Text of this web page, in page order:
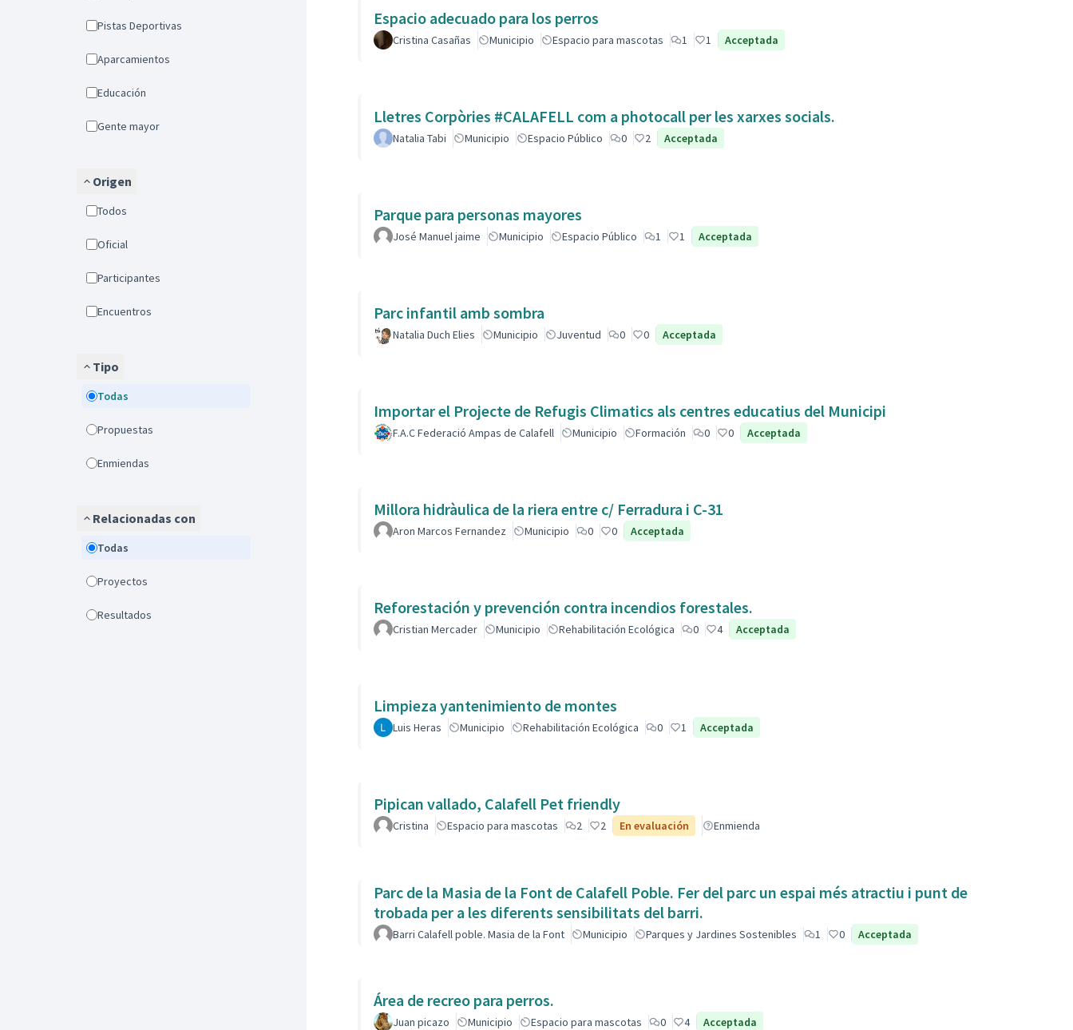
Pistas Deportivas
Aparcamientos
Educación
Gente mayor
Origen
Todos
Oficial
Participantes
Encuentros
Tipo
Todas
Propuestas
Enmiendas
Relacionadas con
Todas
Proyectos
Resultados
Espacio adecuado para los perros
Cristina Casañas Municipio Espacio para mascotas 1 1 Acceptada
Lletres Corpòries #CALAFELL com a photocall per les xarxes socials.
Natalia Tabi Municipio Espacio Público 0 2 Acceptada
Parque para personas mayores
José Manuel jaime Municipio Espacio Público 1 1 Acceptada
Parc infantil amb sombra
Natalia Duch Elies Municipio Juventud 0 0 Acceptada
Importar el Projecte de Refugis Climatics als centres educatius del Municipi
F.A.C Federació Ampas de Calafell Municipio Formación 0 0 Acceptada
Millora hidràulica de la riera entre c/ Ferradura i C-31
Aron Marcos Fernandez Municipio 0 0 Acceptada
Reforestación y prevención contra incendios forestales.
Cristian Mercader Municipio Rehabilitación Ecológica 0 4 Acceptada
Limpieza yantenimiento de montes
Luis Heras Municipio Rehabilitación Ecológica 0 1 Acceptada
Pipican vallado, Calafell Pet friendly
Cristina Espacio para mascotas 2 2 En evaluación Enmienda
Parc de la Masia de la Font de Calafell Poble. Fer del parc un espai més atractiu i punt de
trobada per a les diferents sensibilitats del barri.
Barri Calafell poble. Masia de la Font Municipio Parques y Jardines Sostenibles 1 0 Acceptada
Área de recreo para perros.
Juan picazo Municipio Espacio para mascotas 0 4 Acceptada